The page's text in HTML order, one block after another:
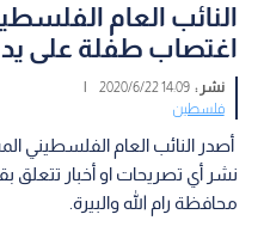
النائب العام
اغتصاب طفلة على يد
نشر :14:09 2020/6/22
|
فلسطين
أصدر النائب العام الفلسطيني
نشر أي تصريحات او أخبار
محافظة رام الله والبيرة.